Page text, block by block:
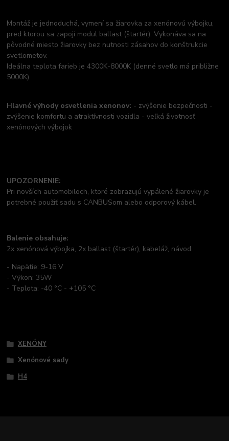
Montáž je jednoduchá, vymení sa žiarovka za xenónovú výbojku,
pred ktorou sa zapojí modul ballast (štartér). Vykonáva sa na
pôvodné miesto žiarovky bez nutnosti zásahov do konštrukcie
svetlometov.
Ideálna teplota farieb je 4300K-8000K (denné svetlo má približne
5000K)
Hlavné výhody osvetlenia xenonov: - zvýšenie bezpečnosti -
zvýšenie komfortu a atraktívnosti vozidla - veľká životnosť
xenónových výbojok
UPOZORNENIE:
Pri novších automobiloch, ktoré zobrazujú vypálené žiarovky je
potrebné použiť sadu s CANBUSom alebo odporový kábel.
Balenie obsahuje:
2x xenónová výbojka, 2x ballast (štartér), kabeláž, návod.
- Napätie: 9-16 V
- Výkon: 35W
- Teplota: -40 °C - +105 °C
XENÓNY
Xenónové sady
H4